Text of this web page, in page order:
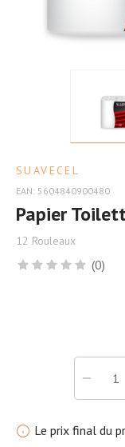
SUAVECEL
EAN: 5604840900480
Papier
12 Rouleaux
(0)
Le prix final du